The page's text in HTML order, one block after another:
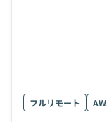
フルリモート